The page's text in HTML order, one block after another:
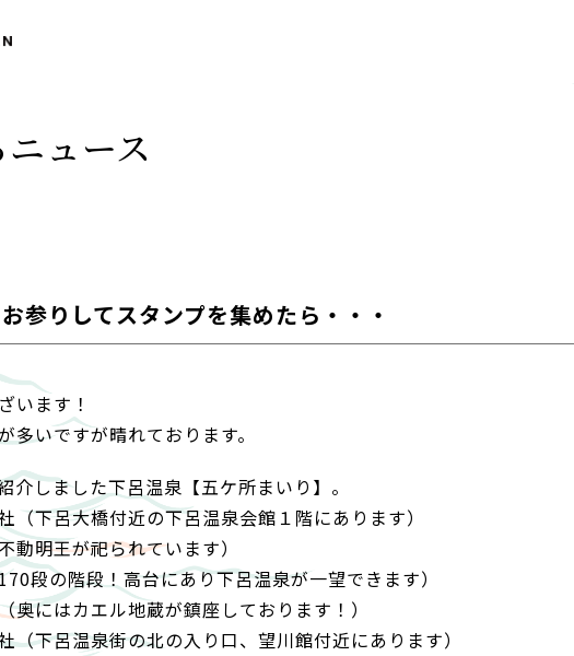
ュース
参りしてスタンプを集めたら・・・
います！
多いですが晴れております。
介しました下呂温泉【五ケ所まいり】。
下呂大橋付近の下呂温泉会館１階にあります）
明王が祀られています）
段の階段！高台にあり下呂温泉が一望できます）
にはカエル地蔵が鎮座しております！）
下呂温泉街の北の入り口、望川館付近にあります）